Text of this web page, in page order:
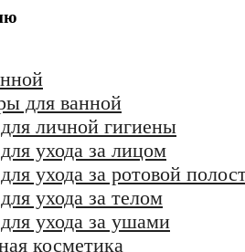
для ванной
личной гигиены
ухода за лицом
ухода за ротовой
ухода за телом
ухода за ушами
косметика